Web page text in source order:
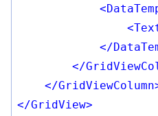
<
<
</
</
</GridViewColumn
</GridView>